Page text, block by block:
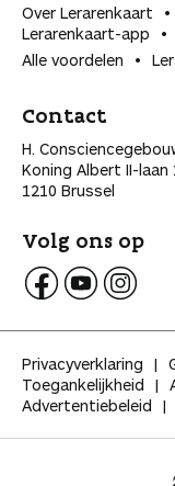
Over Lerarenkaart
Lerarenkaart-app
Alle voordelen
Contact
H.
Koning Albert II-laan
1210 Brussel
Volg ons op
o
l
g
K
l
a
o
g
K
a
o
g
K
l
a
Privacyverklaring
Toegankelijkheid
Advertentiebeleid